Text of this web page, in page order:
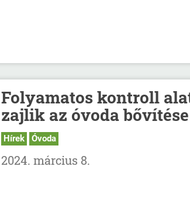
Folyamatos kontroll
zajlik az óvoda bővítése
Hírek Óvoda
2024. március 8.